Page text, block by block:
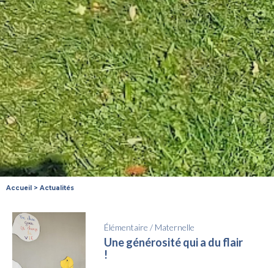
Accueil > Actualités
Élémentaire / Maternelle
Une générosité qui a du flair
!